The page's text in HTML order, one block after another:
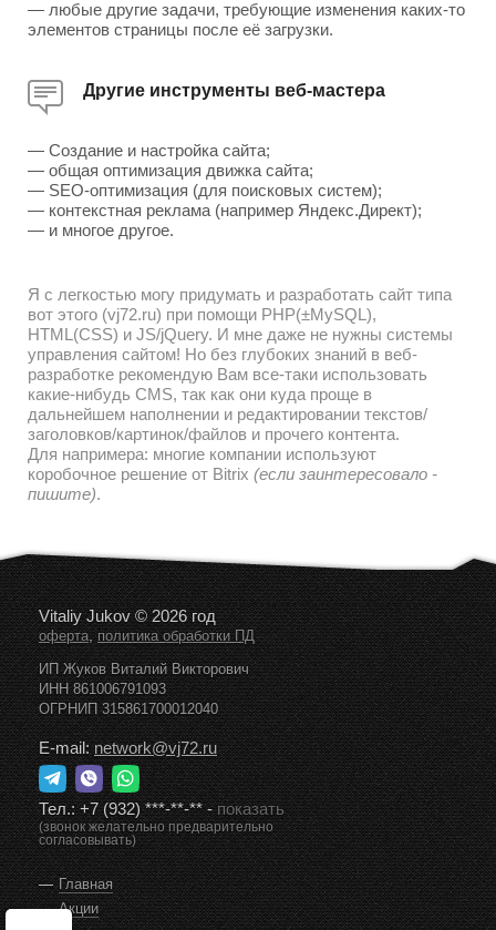
— любые другие задачи, требующие изменения каких-то
элементов страницы после её загрузки.
Другие инструменты веб-мастера
— Создание и настройка сайта;
— общая оптимизация движка сайта;
— SEO-оптимизация (для поисковых систем);
— контекстная реклама (например Яндекс.Директ);
— и многое другое.
Я с легкостью могу придумать и разработать сайт типа
вот этого (vj72.ru) при помощи PHP(±MySQL),
HTML(CSS) и JS/jQuery. И мне даже не нужны системы
управления сайтом! Но без глубоких знаний в веб-
разработке рекомендую Вам все-таки использовать
какие-нибудь CMS, так как они куда проще в
дальнейшем наполнении и редактировании текстов/
заголовков/картинок/файлов и прочего контента.
Для напримера: многие компании используют
коробочное решение от Bitrix (если заинтересовало -
пишите).
Vitaliy Jukov © 2026 год
оферта,политика обработки ПД
ИП Жуков Виталий Викторович
ИНН 861006791093
ОГРНИП 315861700012040
E-mail:network@vj72.ru
Тел.:+7 (932) ***-**-**-показать
(звонок желательно предварительно
согласовывать)
Главная
Акции